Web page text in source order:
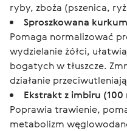
ryby, zboża (pszenica,
Sproszkowana
Pomaga normalizować
wydzielanie żółci,
bogatych w tłuszcze.
działanie
Ekstrakt z imbiru (100
Poprawia trawienie,
metabolizm